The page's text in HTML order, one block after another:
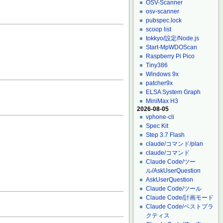
OSV-Scanner
osv-scanner
pubspec.lock
scoop list
tokkyo/設定/Node.js
Start-MpWDOScan
Raspberry Pi Pico
Tiny386
Windows 9x
patcher9x
ELSA System Graph
MiniMax H3
2026-08-05
vphone-cli
Spec Kit
Step 3.7 Flash
claude/コマンド/plan
claude/コマンド
Claude Code/ツー
ル/AskUserQuestion
AskUserQuestion
Claude Code/ツール
Claude Code/計画モード
Claude Code/ベストプラ
クティス